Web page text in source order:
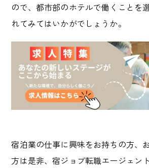
ので、都市部のホテルで働くことを
れてみてはいかがでしょうか。
宿泊業の仕事に興味をお持ちの方、
方は是非、宿ジョブ転職エージェン